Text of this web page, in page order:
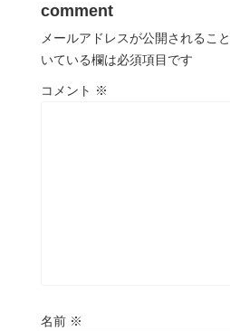
comment
メールアドレスが公開されるこ
いている欄は必須項目です
コメント ※
名前 ※